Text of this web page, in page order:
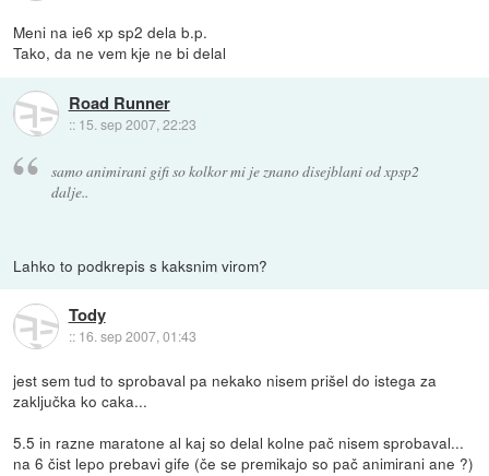
Meni na ie6 xp sp2 dela b.p.
Tako, da ne vem kje ne bi delal
Road Runner
:: 15. sep 2007, 22:23
samo animirani gifi so kolkor mi je znano disejblani od xpsp2
dalje..
Lahko to podkrepis s kaksnim virom?
Tody
:: 16. sep 2007, 01:43
jest sem tud to sprobaval pa nekako nisem prišel do istega za
zaključka ko caka...
5.5 in razne maratone al kaj so delal kolne pač nisem sprobaval...
na 6 čist lepo prebavi gife (če se premikajo so pač animirani ane ?)